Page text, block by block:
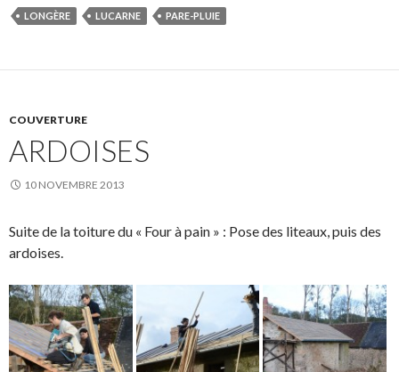
LONGÈRE LUCARNE PARE-PLUIE
COUVERTURE
ARDOISES
10 NOVEMBRE 2013
Suite de la toiture du « Four à pain » : Pose des liteaux, puis des
ardoises.